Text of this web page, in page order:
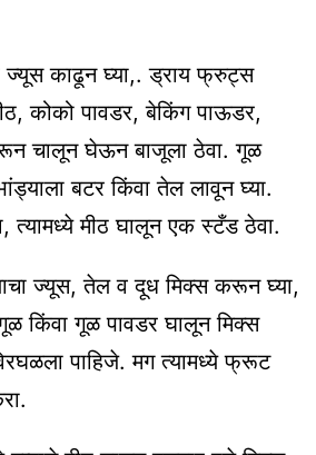
ज्यूस काढून घ्या,. ड्राय फ्रुट्स
कोको पावडर, बेकिंग पाऊडर,
चालून घेऊन बाजूला ठेवा. गूळ
बटर किंवा तेल लावून घ्या.
त्यामध्ये मीठ घालून एक स्टँड ठेवा.
ज्यूस, तेल व दूध मिक्स करून घ्या,
किंवा गूळ पावडर घालून मिक्स
पाहिजे. मग त्यामध्ये फ्रूट